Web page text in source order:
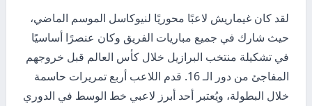
لقد كان غيماريش لاعبًا محوريًا لنيوكاسل الموسم الماضي،
حيث شارك في جميع مباريات الفريق وكان عنصرًا أساسيًا
في تشكيلة منتخب البرازيل خلال كأس العالم قبل خروجهم
المفاجئ من دور الـ 16. قدم اللاعب أربع تمريرات حاسمة
خلال البطولة، ويُعتبر أحد أبرز لاعبي خط الوسط في الدوري